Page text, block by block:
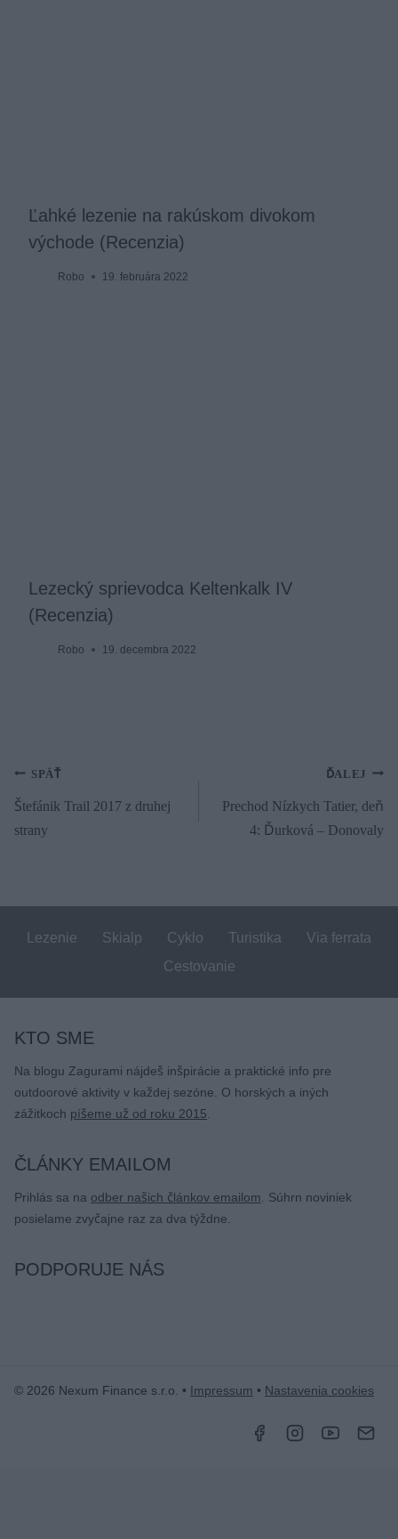
Ľahké lezenie na rakúskom divokom
východe (Recenzia)
Robo 19. februára 2022
Lezecký sprievodca Keltenkalk IV
(Recenzia)
Robo 19. decembra 2022
Navigácia
SPÄŤ
Štefánik Trail 2017 z druhej
strany
ĎALEJ
Prechod Nízkych Tatier, deň
4: Ďurková – Donovaly
Lezenie Skialp Cyklo Turistika
Via ferrata
Cestovanie
KTO SME
Na blogu Zagurami nájdeš inšpirácie a praktické info pre
outdoorové aktivity v každej sezóne. O horských a iných
zážitkoch píšeme už od roku 2015
ČLÁNKY EMAILOM
Prihlás sa na odber našich článkov emailom . Súhrn noviniek
posielame zvyčajne raz za dva týždne.
PODPORUJE NÁS
© 2026 Nexum Finance s.r.o. • Impressum • Nastavenia cookies